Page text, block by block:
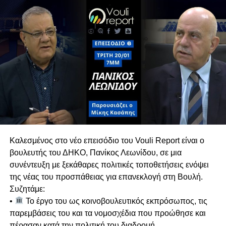
τον τέως Γενικό Ελεγκτή, Οδυσσέα Μιχαηλίδη,
ήταν και παραμένει θεσμική, αποσυνδέοντας την
από τις τρέχουσες πολιτικές διεργασίες.
Πιθανές Συνεργασίες για Διακυβέρνηση
Σε ερώτηση για μετεκλογικές συνεργασίες, ο Γ.Γ.
του ΑΚΕΛ αποκλείει κατηγορηματικά το ΕΛΑΜ,
τονίζοντας ότι πρόκειται για ακροδεξιό κόμμα
με το οποίο υπάρχει βαθύ πολιτικό και
ιδεολογικό χάσμα.
Ομοσπονδία
Αναλύει τις διαχρονικές θέσεις του ΑΚΕΛ στο
Κυπριακό, επαναβεβαιώνοντας τη στήριξη στη
Διζωνική Δικοινοτική Ομοσπονδία. Ασκεί έντονη
κριτική σε όσους απορρίπτουν την
ομοσπονδιακή λύση χωρίς να καταθέτουν
ρεαλιστική εναλλακτική.
Καλεσμένος στο νέο επεισόδιο του Vouli Report είναι ο
βουλευτής του ΔΗΚΟ, Πανίκος Λεωνίδου, σε μια
συνέντευξη με ξεκάθαρες πολιτικές τοποθετήσεις ενόψει
της νέας του προσπάθειας για επανεκλογή στη Βουλή.
Συζητάμε:
•
Το έργο του ως κοινοβουλευτικός εκπρόσωπος, τις
παρεμβάσεις του και τα νομοσχέδια που προώθησε και